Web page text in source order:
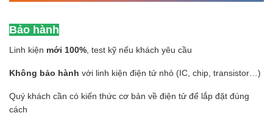
Bảo hành
Linh kiện mới 100% , test kỹ nếu khách yêu cầu
Không bảo hành với linh kiện điện tử nhỏ (IC, chip, transistor…)
Quý khách cần có kiến thức cơ bản về điện tử để lắp đặt đúng
cách